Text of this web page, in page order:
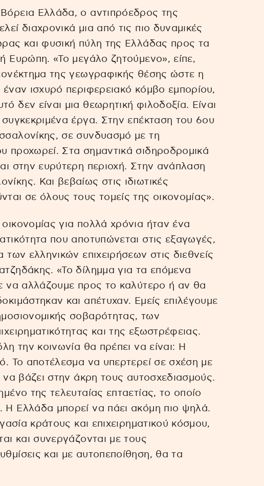
Ελλάδα, ο αντιπρόεδρος της
διαχρονικά μια από τις πιο δυναμικές
και φυσική πύλη της Ελλάδας προς τα
Ευρώπη. «Το μεγάλο ζητούμενο», είπε,
της γεωγραφικής θέσης ώστε η
ισχυρό περιφερειακό κόμβο εμπορίου,
δεν είναι μια θεωρητική φιλοδοξία. Είναι
έργα. Στην επέκταση του 6ου
σε συνδυασμό με τη
προχωρεί. Στα σημαντικά σιδηροδρομικά
στην ευρύτερη περιοχή. Στην ανάπλαση
Και βεβαίως στις ιδιωτικές
σε όλους τους τομείς της οικονομίας».
για πολλά χρόνια ήταν ένα
που αποτυπώνεται στις εξαγωγές,
ελληνικών επιχειρήσεων στις διεθνείς
«Το δίλημμα για τα επόμενα
να αλλάζουμε προς το καλύτερο ή αν θα
και απέτυχαν. Εμείς επιλέγουμε
σοβαρότητας, των
και της εξωστρέφειας.
την κοινωνία θα πρέπει να είναι: Η
Το αποτέλεσμα να υπερτερεί σε σχέση με
βάζει στην άκρη τους αυτοσχεδιασμούς.
της τελευταίας επταετίας, το οποίο
Η Ελλάδα μπορεί να πάει ακόμη πιο ψηλά.
κράτους και επιχειρηματικού κόσμου,
και συνεργάζονται με τους
και με αυτοπεποίθηση, θα τα